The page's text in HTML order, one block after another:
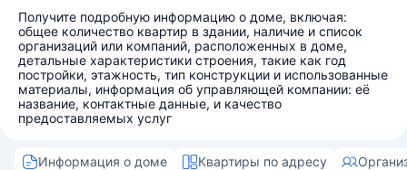
Получите подробную информацию о доме, включая:
общее количество квартир в здании, наличие и список
организаций или компаний, расположенных в доме,
детальные характеристики строения, такие как год
постройки, этажность, тип конструкции и использованные
материалы, информация об управляющей компании: её
название, контактные данные, и качество
предоставляемых услуг
Информация о доме Квартиры по адресу